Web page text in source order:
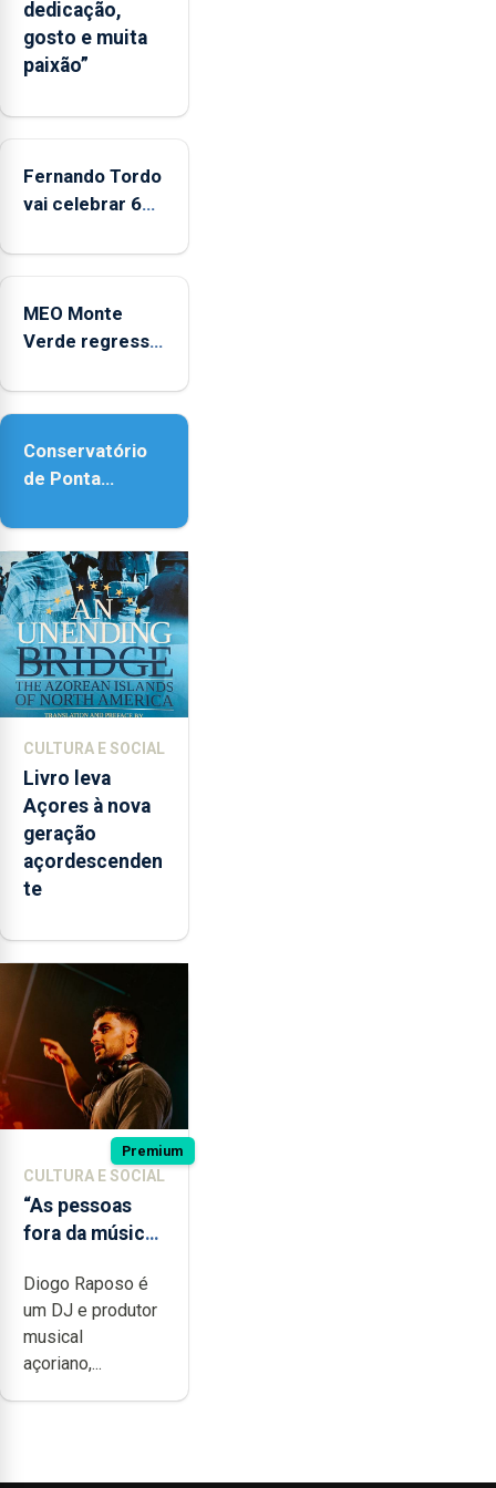
da
CPUE
entre
e
dedicação,
gosto e muita
paixão”
Fernando Tordo
vai celebrar 60
no Coliseu
MEO Monte
Verde regressa
acessibilidade
Conservatório
de Ponta
contar com
novos
instrumentos
CULTURA E SOCIAL
Livro leva
Açores à nova
geração
açordescenden
te
Premium
CULTURA E SOCIAL
“As pessoas
fora da música
noção do quão
difícil é
produzir uma
música”
Diogo Raposo é
um DJ e produtor
musical
açoriano,...